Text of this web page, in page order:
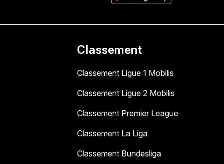
Classement
Classement Ligue 1 Mobilis
Classement Ligue 2 Mobilis
Classement Premier League
Classement La Liga
Classement Bundesliga